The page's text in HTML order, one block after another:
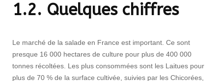
1.2. Quelques chiffres
Le marché de la salade en France est important. Ce sont
presque 16 000 hectares de culture pour plus de 400 000
tonnes récoltées. Les plus consommées sont les Laitues pour
plus de 70 % de la surface cultivée, suivies par les Chicorées,